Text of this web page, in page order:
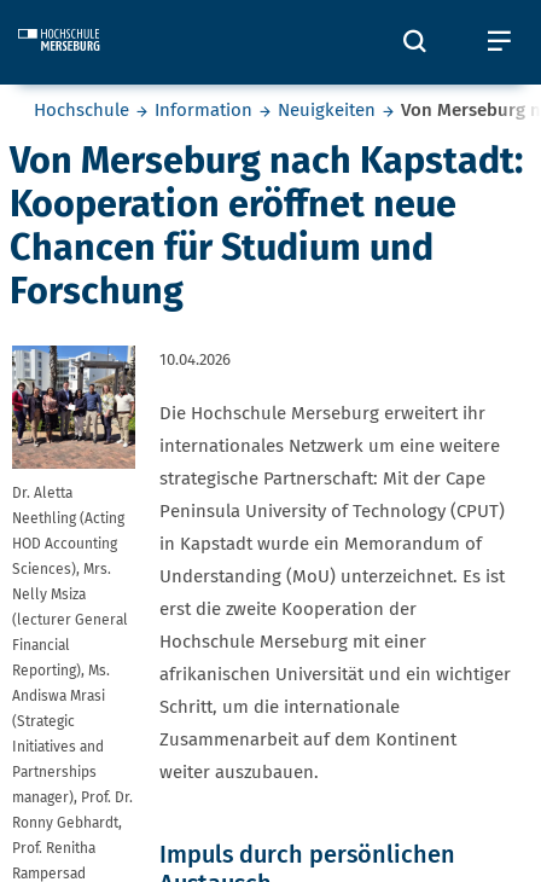
Öffnet
Sie befinden sich hier:
Hochschule Information Neuigkeiten Von Merseburg
Von Merseburg nach Kapstadt:
Kooperation eröffnet neue
Chancen für Studium und
Forschung
Dr. Aletta
Neethling (Acting
HOD Accounting
Sciences), Mrs.
Nelly Msiza
(lecturer General
Financial
Reporting), Ms.
Andiswa Mrasi
(Strategic
Initiatives and
Partnerships
manager), Prof. Dr.
Ronny Gebhardt,
Prof. Renitha
Rampersad
10.04.2026
Die Hochschule Merseburg erweitert ihr
internationales Netzwerk um eine weitere
strategische Partnerschaft: Mit der Cape
Peninsula University of Technology (CPUT)
in Kapstadt wurde ein Memorandum of
Understanding (MoU) unterzeichnet. Es ist
erst die zweite Kooperation der
Hochschule Merseburg mit einer
afrikanischen Universität und ein wichtiger
Schritt, um die internationale
Zusammenarbeit auf dem Kontinent
weiter auszubauen.
Impuls durch persönlichen